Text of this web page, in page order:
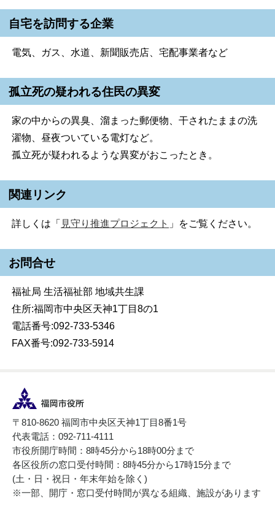
自宅を訪問する企業
電気、ガス、水道、新聞販売店、宅配事業者など
孤立死の疑われる住民の異変
家の中からの異臭、溜まった郵便物、干されたままの洗
濯物、昼夜ついている電灯など。
孤立死が疑われるような異変がおこったとき。
関連リンク
詳しくは「 見守り推進プロジェクト 」をご覧ください。
お問合せ
福祉局 生活福祉部 地域共生課
住所:福岡市中央区天神1丁目8の1
電話番号:092-733-5346
FAX番号:092-733-5914
〒810-8620 福岡市中央区天神1丁目8番1号
代表電話：092-711-4111
市役所開庁時間：8時45分から18時00分まで
各区役所の窓口受付時間：8時45分から17時15分まで
(土・日・祝日・年末年始を除く)
※一部、開庁・窓口受付時間が異なる組織、施設があります